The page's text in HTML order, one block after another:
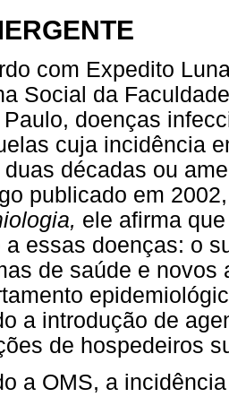
com Expedito
Social da
doenças
cuja incidência
décadas ou
publicado em
ele afirma
a essas doenças: o
de saúde e
a introdução de
de hospedeiros
a OMS, a